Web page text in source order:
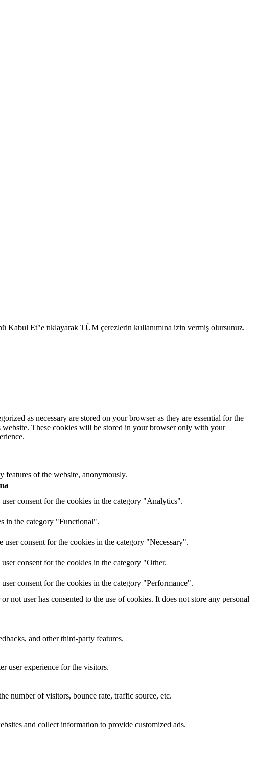
Kabul Et"e tıklayarak TÜM çerezlerin kullanımına izin vermiş olursunuz.
as necessary are stored on your browser as they are essential for the
These cookies will be stored in your browser only with your
features of the website, anonymously.
consent for the cookies in the category "Analytics".
in the category "Functional".
consent for the cookies in the category "Necessary".
consent for the cookies in the category "Other.
consent for the cookies in the category "Performance".
user has consented to the use of cookies. It does not store any personal
and other third-party features.
user experience for the visitors.
number of visitors, bounce rate, traffic source, etc.
and collect information to provide customized ads.